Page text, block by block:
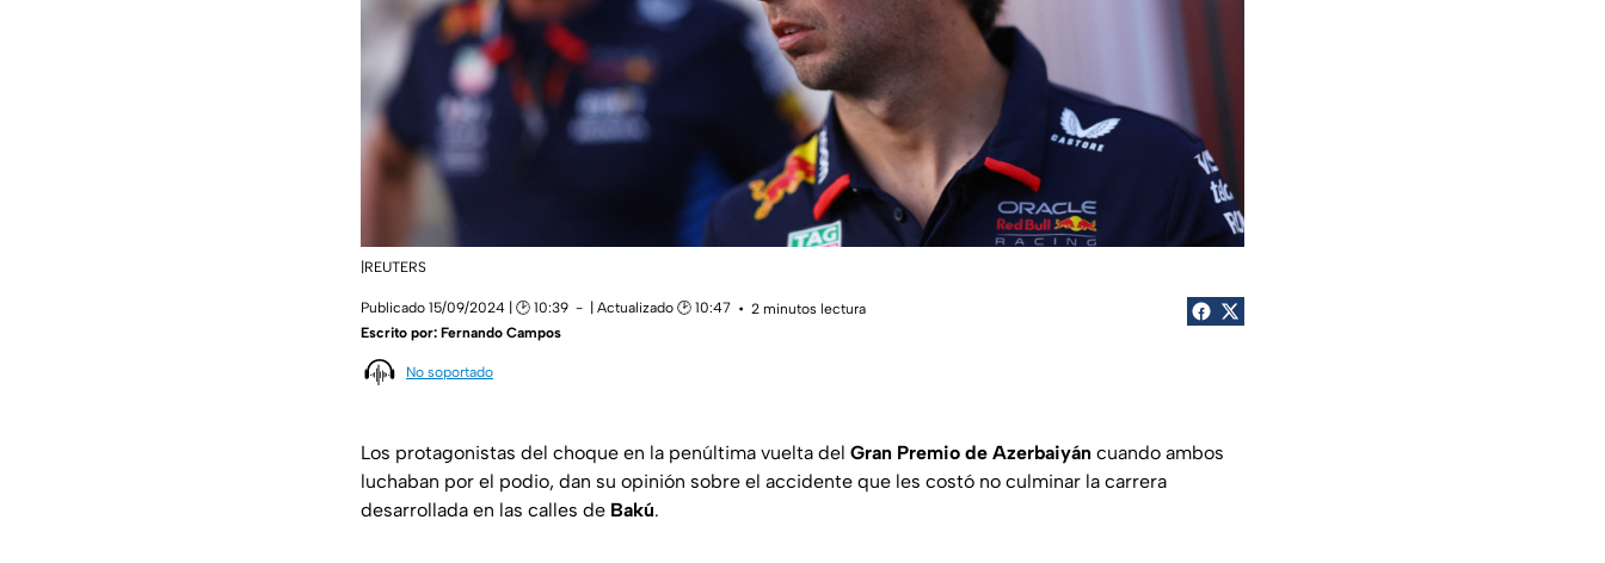
|REUTERS
Publicado 15/09/2024 | 🕑 10:39 | Actualizado 🕑 10:47
2 minutos lectura
Escrito por: Fernando Campos
No soportado
Los protagonistas del choque en la penúltima vuelta del Gran Premio de Azerbaiyán cuando ambos
luchaban por el podio, dan su opinión sobre el accidente que les costó no culminar la carrera
desarrollada en las calles de Bakú.